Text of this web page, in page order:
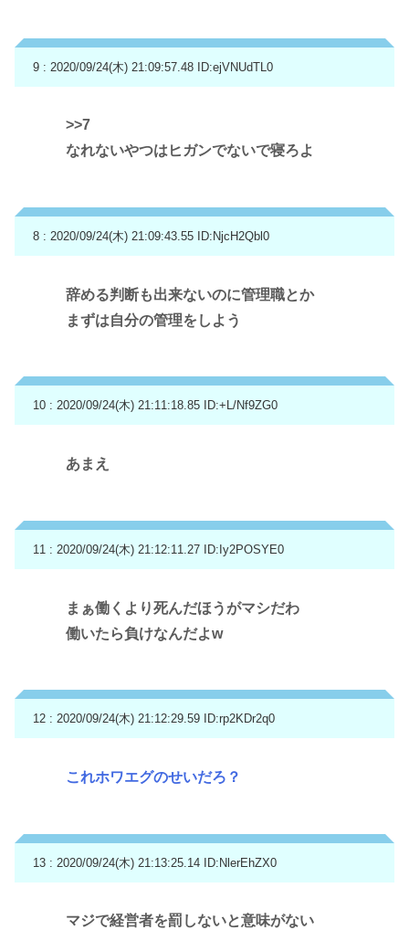
9 : 2020/09/24(木) 21:09:57.48 ID:ejVNUdTL0
>>7
なれないやつはヒガンでないで寝ろよ
8 : 2020/09/24(木) 21:09:43.55 ID:NjcH2Qbl0
辞める判断も出来ないのに管理職とか
まずは自分の管理をしよう
10 : 2020/09/24(木) 21:11:18.85 ID:+L/Nf9ZG0
あまえ
11 : 2020/09/24(木) 21:12:11.27 ID:Iy2POSYE0
まぁ働くより死んだほうがマシだわ
働いたら負けなんだよw
12 : 2020/09/24(木) 21:12:29.59 ID:rp2KDr2q0
これホワエグのせいだろ？
13 : 2020/09/24(木) 21:13:25.14 ID:NlerEhZX0
マジで経営者を罰しないと意味がない